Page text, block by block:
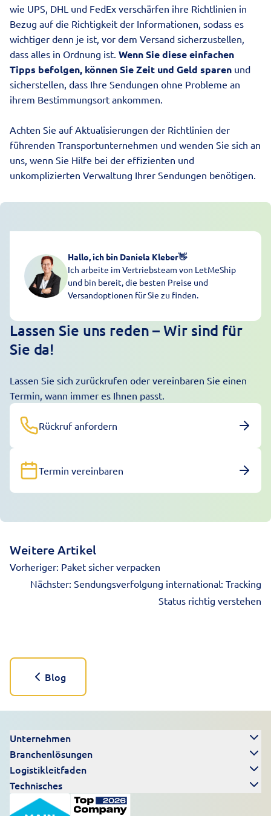
wie UPS, DHL und FedEx verschärfen ihre Richtlinien in
Bezug auf die Richtigkeit der Informationen, sodass es
wichtiger denn je ist, vor dem Versand sicherzustellen,
dass alles in Ordnung ist. Wenn Sie diese einfachen
Tipps befolgen, können Sie Zeit und Geld sparen und
sicherstellen, dass Ihre Sendungen ohne Probleme an
ihrem Bestimmungsort ankommen.
Achten Sie auf Aktualisierungen der Richtlinien der
führenden Transportunternehmen und wenden Sie sich an
uns, wenn Sie Hilfe bei der effizienten und
unkomplizierten Verwaltung Ihrer Sendungen benötigen.
Hallo, ich bin Daniela Kleber👋
Ich arbeite im Vertriebsteam von LetMeShip
und bin bereit, die besten Preise und
Versandoptionen für Sie zu finden.
Lassen Sie uns reden – Wir sind für
Sie da!
Lassen Sie sich zurückrufen oder vereinbaren Sie einen
Termin, wann immer es Ihnen passt.
Rückruf anfordern
Termin vereinbaren
Weitere Artikel
Vorheriger: Paket sicher verpacken
Nächster: Sendungsverfolgung international: Tracking
Status richtig verstehen
Blog
Unternehmen
Branchenlösungen
Logistikleitfaden
Technisches